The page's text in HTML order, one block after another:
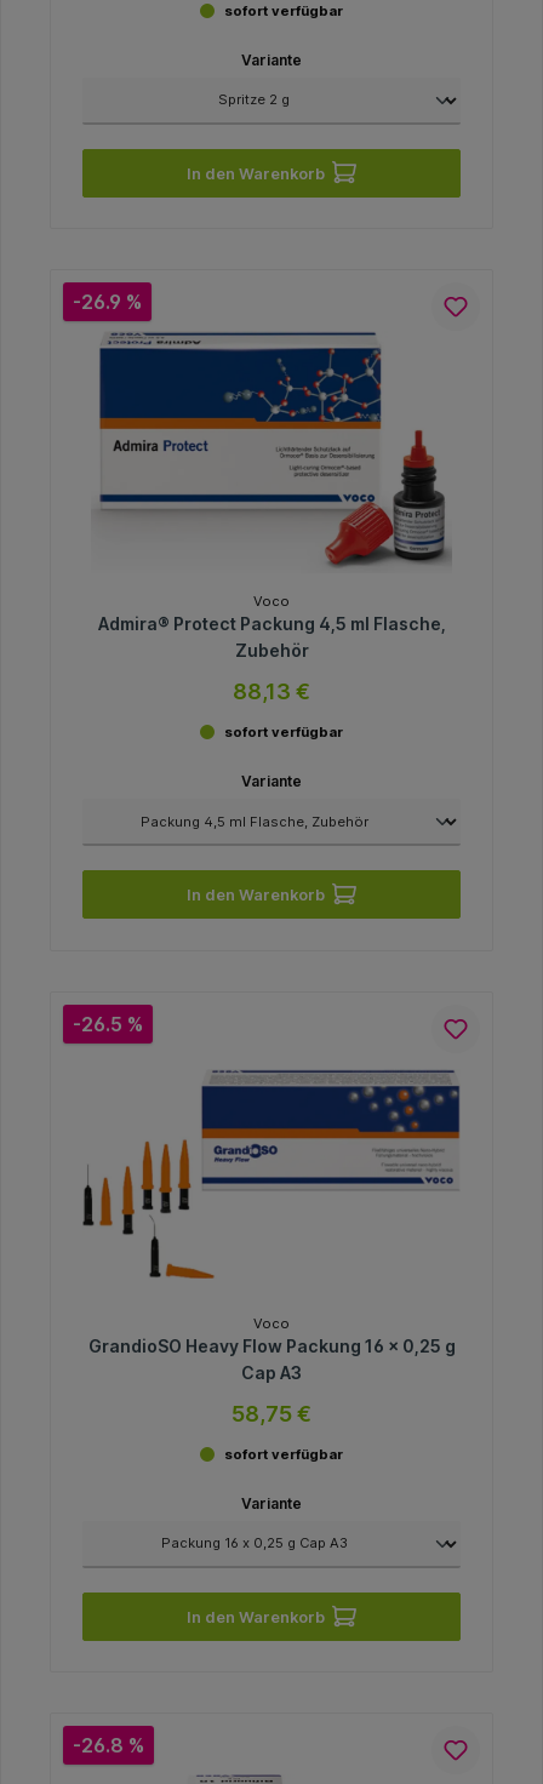
sofort verfügbar
Variante
In den Warenkorb
-26.9 %
Voco
Admira® Protect Packung 4,5 ml Flasche,
Zubehör
88,13 €
sofort verfügbar
Variante
In den Warenkorb
-26.5 %
Voco
GrandioSO Heavy Flow Packung 16 x 0,25 g
Cap A3
58,75 €
sofort verfügbar
Variante
In den Warenkorb
-26.8 %